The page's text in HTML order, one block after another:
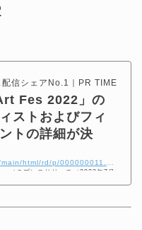
信シェアNo.1｜PR TIMES
Fes 2022」の
ストおよびフィ
トの詳細が決
のプレスリリース（2022年7月
アーティストおよびフィジカルイ